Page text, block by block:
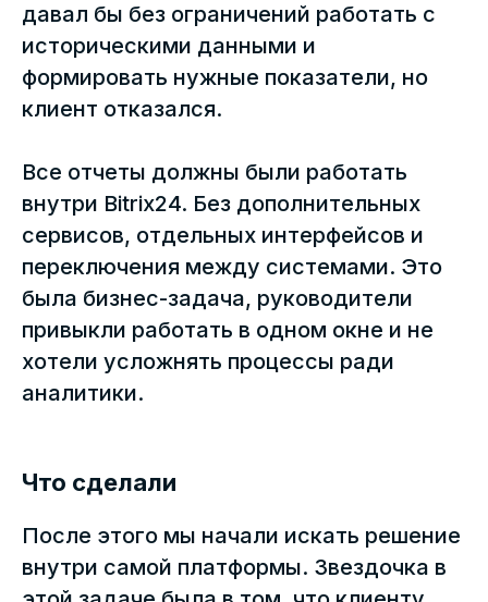
давал бы без ограничений работать с
историческими данными и
формировать нужные показатели, но
клиент отказался.
Все отчеты должны были работать
внутри Bitrix24. Без дополнительных
сервисов, отдельных интерфейсов и
переключения между системами. Это
была бизнес-задача, руководители
привыкли работать в одном окне и не
хотели усложнять процессы ради
аналитики.
Что сделали
После этого мы начали искать решение
внутри самой платформы. Звездочка в